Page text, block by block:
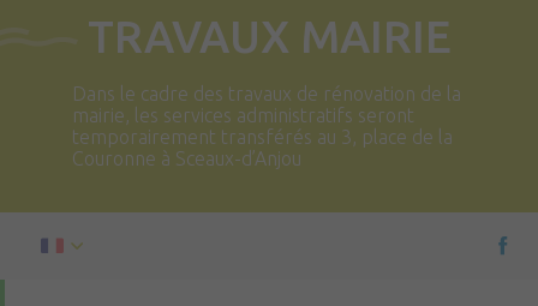
TRAVAUX MAIRIE
Dans le cadre des travaux de rénovation de la
mairie, les services administratifs seront
temporairement transférés au 3, place de la
Couronne à Sceaux-d’Anjou